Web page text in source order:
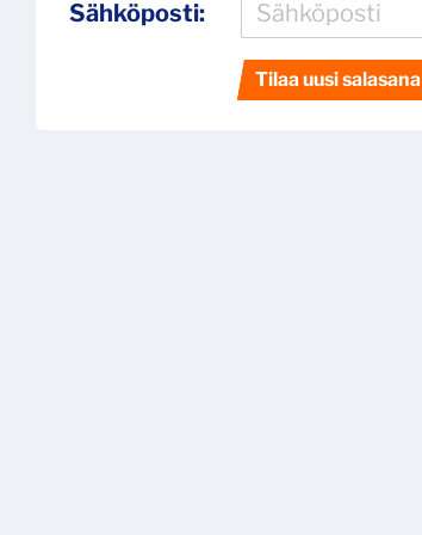
Sähköposti:
Tilaa uusi salasana